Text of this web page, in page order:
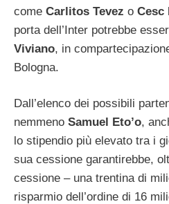
come Carlitos Tevez o Cesc
porta dell’Inter potrebbe
Viviano, in
Bologna.
Dall’elenco dei possibili
nemmeno Samuel Eto’o,
lo stipendio più elevato tra i
sua cessione garantirebbe,
cessione – una trentina di
risparmio dell’ordine di 16